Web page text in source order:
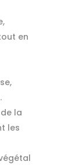
en
la
les